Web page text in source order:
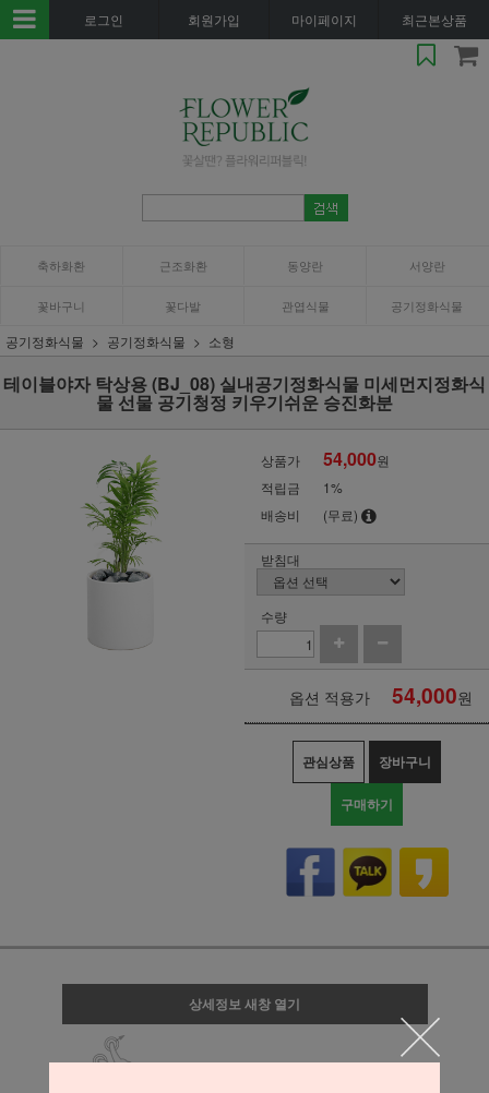
로그인 회원가입 마이페이지 최근본상품
축하화환 근조화환 동양란 서양란
꽃바구니 꽃다발 관엽식물 공기정화식물
공기정화식물 공기정화식물 소형
테이블야자 탁상용 (BJ_08) 실내공기정화식물 미세먼지정화식
물 선물 공기청정 키우기쉬운 승진화분
상품가 54,000원
적립금
1%
배송비
(무료)
받침대
수량
옵션 적용가 54,000원
관심상품 장바구니
구매하기
상세정보 새창 열기
상세 정보를 확대해 보실 수 있습니다.